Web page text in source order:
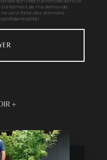
de ma demande.
sera faite des données
confidentialité)
+